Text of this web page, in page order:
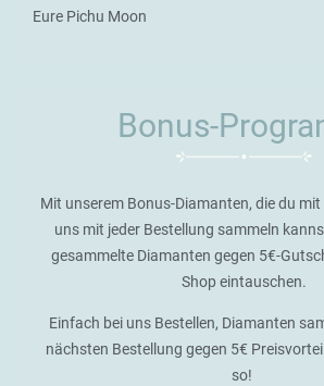
Eure Pichu Moon
Bonus-
Mit unserem Bonus-Diamanten, die du
uns mit jeder Bestellung sammeln
gesammelte Diamanten gegen 5€-
Shop eintauschen.
Einfach bei uns Bestellen, Diamanten
nächsten Bestellung gegen 5€
so!